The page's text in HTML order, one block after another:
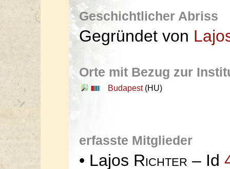
Geschichtlicher Abriss
Gegründet von
Orte mit Bezug zur
Budapest(HU)
erfasste Mitglieder
• Lajos Richter – Id